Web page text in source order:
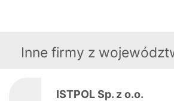
Inne firmy z
ISTPOL Sp. z o.o.